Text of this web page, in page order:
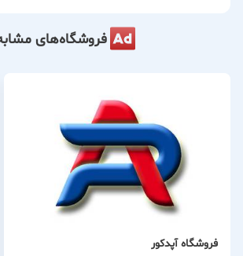
بسته‌بندی و تحویل: آماده ارسال به سراسر
چرا خرید از Luxvip معدن سنگ بازالت در اصفهان؟
خرید مستقیم از معدن – بدون واسطه
تضمین کیفیت مواد اولیه
فروشگاه‌های
فروشگاه آپدكور